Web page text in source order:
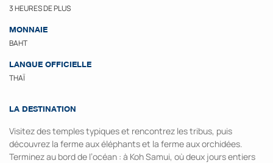
3 HEURES DE PLUS
MONNAIE
BAHT
LANGUE OFFICIELLE
THAÏ
LA DESTINATION
Visitez des temples typiques et rencontrez les tribus, puis
découvrez la ferme aux éléphants et la ferme aux orchidées.
Terminez au bord de l’océan : à Koh Samui, où deux jours entiers